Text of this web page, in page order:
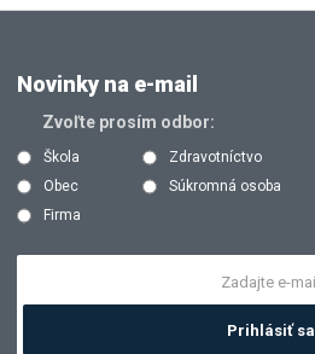
Novinky na e-mail
Zvoľte prosím odbor:
Škola
Zdravotníctvo
Obec
Súkromná osoba
Firma
Prihlásiť sa